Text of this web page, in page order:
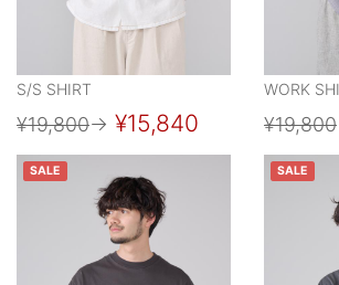
S/S SHIRT
¥19,800→ ¥15,840
WORK
¥19,800
SALE SALE